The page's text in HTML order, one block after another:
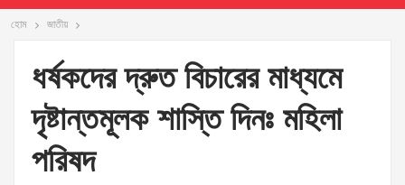
হোম জাতীয়
ধর্ষকদের দ্রুত বিচারের মাধ্যমে
দৃষ্টান্তমূলক শাস্তি দিনঃ মহিলা
পরিষদ